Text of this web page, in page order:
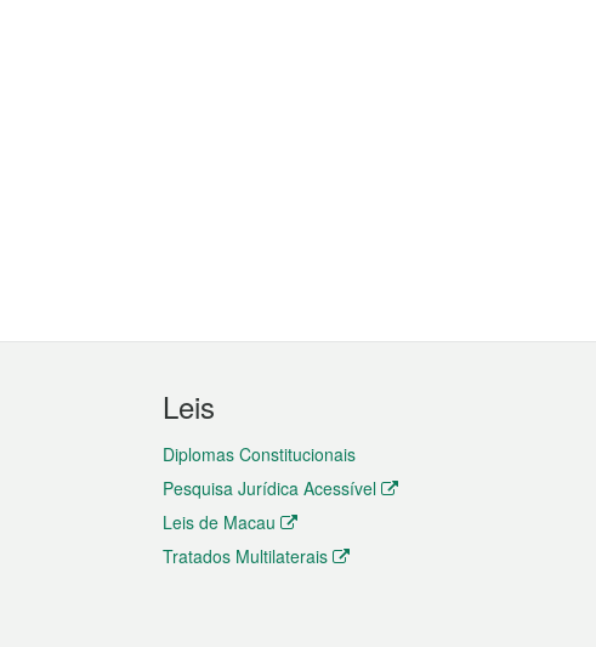
Leis
Diplomas Constitucionais
Pesquisa Jurídica Acessível
Leis de Macau
Tratados Multilaterais